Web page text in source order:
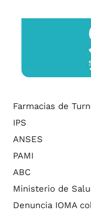
Farmacias de
IPS
ANSES
PAMI
ABC
Ministerio de
Denuncia IOMA